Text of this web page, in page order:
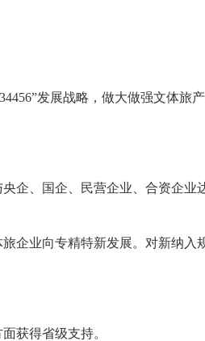
发展战略，做大做强文体旅
企、国企、民营企业、合资企业
企业向专精特新发展。对新纳入
获得省级支持。